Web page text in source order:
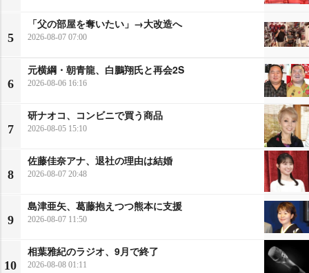
5
「父の部屋を奪いたい」→大改造へ
2026-08-07 07:00
6
元横綱・朝青龍、白鵬翔氏と再会2S
2026-08-06 16:16
7
研ナオコ、コンビニで買う商品
2026-08-05 15:10
8
佐藤佳奈アナ、退社の理由は結婚
2026-08-07 20:48
9
島津亜矢、葛藤抱えつつ熊本に支援
2026-08-07 11:50
10
相葉雅紀のラジオ、9月で終了
2026-08-08 01:11